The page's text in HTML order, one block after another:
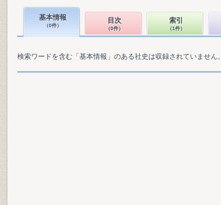
基本情報
（0件）
目次
（0件）
索引
（1件）
検索ワードを含む「基本情報」のある社史は収録されていません